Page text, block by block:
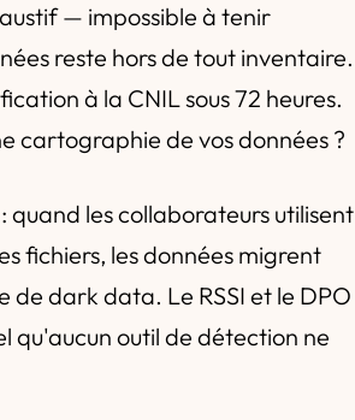
— impossible à tenir
reste hors de tout inventaire.
à la CNIL sous 72 heures.
cartographie de vos données ?
: quand les collaborateurs utilisent
fichiers, les données migrent
de dark data. Le RSSI et le DPO
qu'aucun outil de détection ne